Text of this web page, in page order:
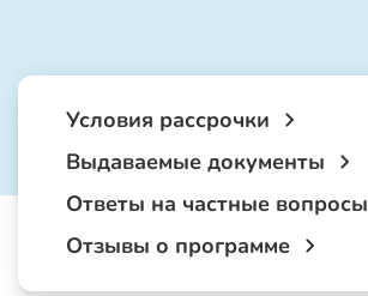
Условия рассрочки
Выдаваемые документы
Ответы на частные вопросы
Отзывы о программе